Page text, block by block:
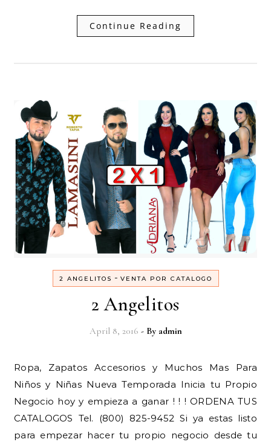
Continue Reading
2 ANGELITOS - VENTA POR CATALOGO
2 Angelitos
April 8, 2016 - By admin
Ropa, Zapatos Accesorios y Muchos Mas Para
Niños y Niñas Nueva Temporada Inicia tu Propio
Negocio hoy y empieza a ganar ! ! ! ORDENA TUS
CATALOGOS Tel. (800) 825-9452 Si ya estas listo
para empezar hacer tu propio negocio desde tu